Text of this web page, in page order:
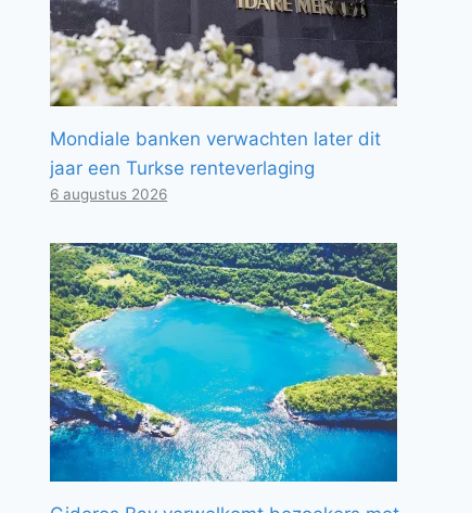
Mondiale banken verwachten later dit
jaar een Turkse renteverlaging
6 augustus 2026